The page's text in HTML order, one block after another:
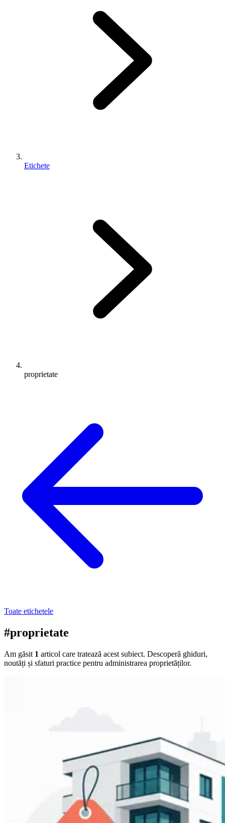
Etichete
proprietate
Toate etichetele
#proprietate
Am găsit 1 articol care tratează acest subiect. Descoperă ghiduri,
noutăți și sfaturi practice pentru administrarea proprietăților.